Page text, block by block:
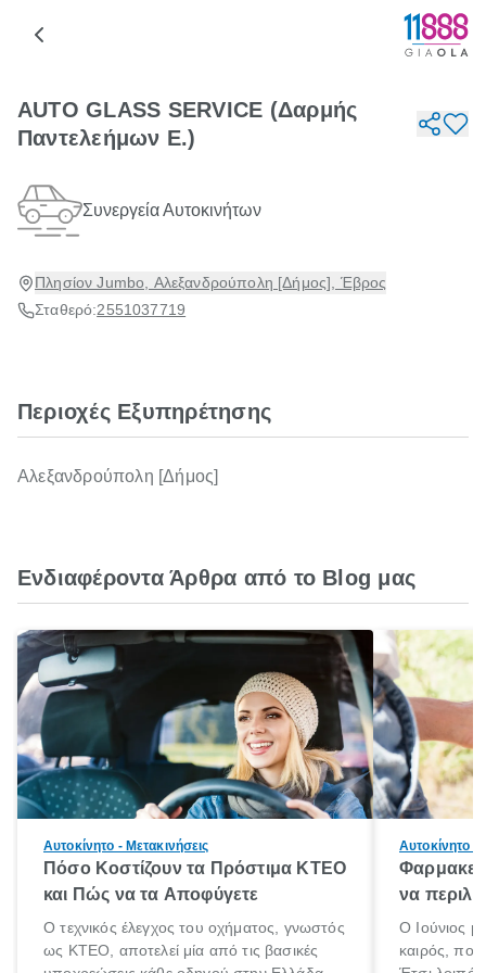
AUTO GLASS SERVICE (Δαρμής
Παντελεήμων Ε.)
Συνεργεία Αυτοκινήτων
Πλησίον Jumbo, Αλεξανδρούπολη [Δήμος], Έβρος
Σταθερό:2551037719
Περιοχές Εξυπηρέτησης
Αλεξανδρούπολη [Δήμος]
Ενδιαφέροντα Άρθρα από το Blog μας
Αυτοκίνητο - Μετακινήσεις
Πόσο Κοστίζουν τα Πρόστιμα ΚΤΕΟ
και Πώς να τα Αποφύγετε
Ο τεχνικός έλεγχος του οχήματος, γνωστός
ως ΚΤΕΟ, αποτελεί μία από τις βασικές
Αυτοκίνητο -
να
Ο Ιούνιος
καιρός, που